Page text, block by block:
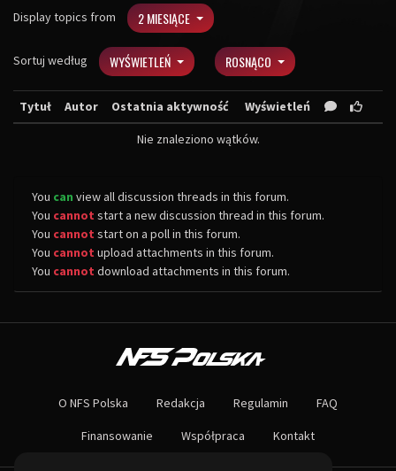
Display topics from 2 MIESIĄCE
Sortuj według WYŚWIETLEŃ ROSNĄCO
Tytuł Autor Ostatnia aktywność Wyświetleń
Nie znaleziono wątków.
You can view all discussion threads in this forum.
You cannot start a new discussion thread in this forum.
You cannot start on a poll in this forum.
You cannot upload attachments in this forum.
You cannot download attachments in this forum.
Największa społeczność Need for Speed w Polsce! Znajdziesz u nas
Nie czekaj dłużej - wstąp do naszej społeczności! Czekamy na ciebie!
O NFS Polska Redakcja Regulamin FAQ
Finansowanie Współpraca Kontakt